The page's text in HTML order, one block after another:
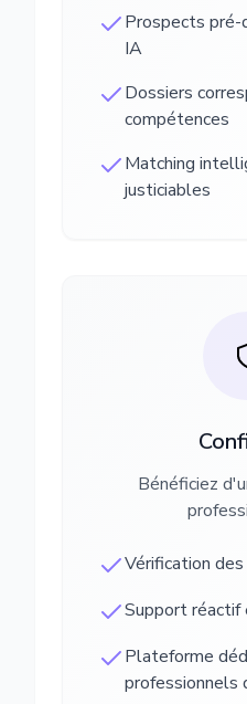
Prospects pré-
IA
Dossiers
compétences
Matching
justiciables
Bénéficiez
Vérification
Support réactif
Plateforme
professionnels